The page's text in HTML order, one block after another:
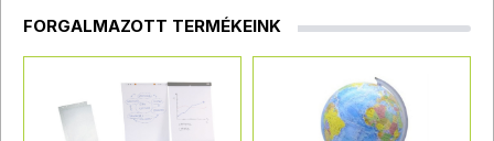
FORGALMAZOTT TERMÉKEINK